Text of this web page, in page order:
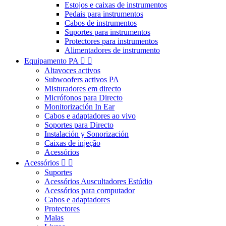
Estojos e caixas de instrumentos
Pedais para instrumentos
Cabos de instrumentos
Suportes para instrumentos
Protectores para instrumentos
Alimentadores de instrumento
Equipamento PA  
Altavoces activos
Subwoofers activos PA
Misturadores em directo
Micrófonos para Directo
Monitorización In Ear
Cabos e adaptadores ao vivo
Soportes para Directo
Instalación y Sonorización
Caixas de injeção
Acessórios
Acessórios  
Suportes
Acessórios Auscultadores Estúdio
Acessórios para computador
Cabos e adaptadores
Protectores
Malas